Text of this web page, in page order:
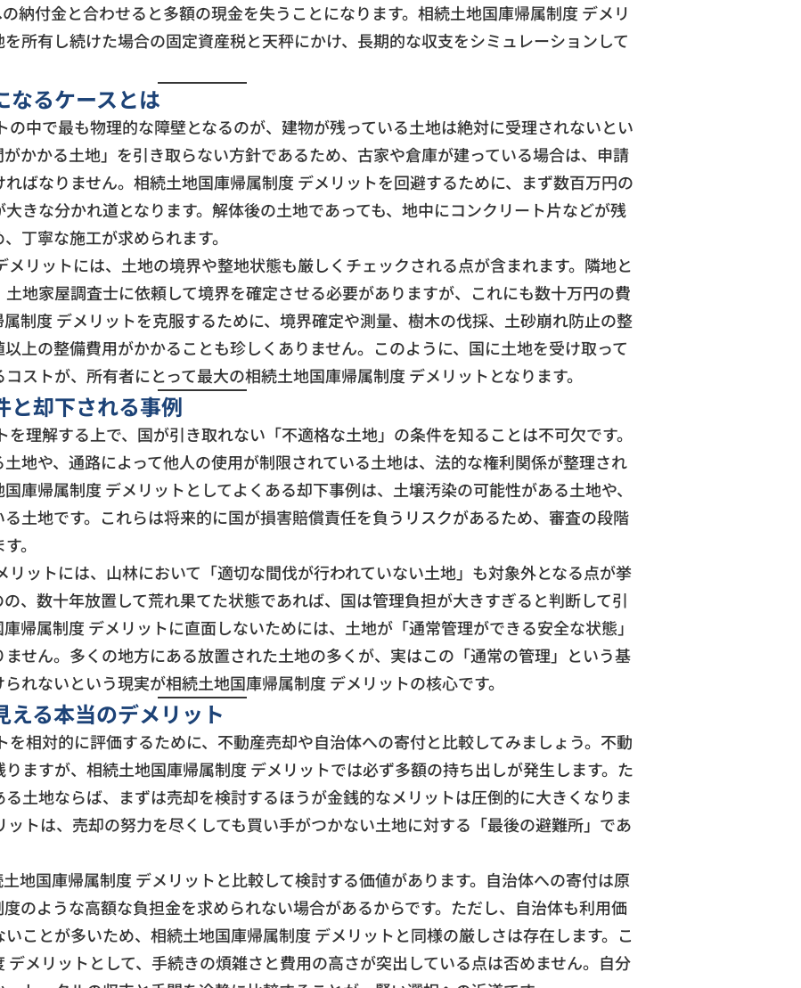
納付金と合わせると多額の現金を失うことになります。相続土地国庫帰属制度 デメリ
所有し続けた場合の固定資産税と天秤にかけ、長期的な収支をシミュレーションして
なるケースとは
中で最も物理的な障壁となるのが、建物が残っている土地は絶対に受理されないとい
かかる土地」を引き取らない方針であるため、古家や倉庫が建っている場合は、申請
ばなりません。相続土地国庫帰属制度 デメリットを回避するために、まず数百万円の
きな分かれ道となります。解体後の土地であっても、地中にコンクリート片などが残
丁寧な施工が求められます。
メリットには、土地の境界や整地状態も厳しくチェックされる点が含まれます。隣地と
地家屋調査士に依頼して境界を確定させる必要がありますが、これにも数十万円の費
制度 デメリットを克服するために、境界確定や測量、樹木の伐採、土砂崩れ防止の整
上の整備費用がかかることも珍しくありません。このように、国に土地を受け取って
ストが、所有者にとって最大の相続土地国庫帰属制度 デメリットとなります。
と却下される事例
理解する上で、国が引き取れない「不適格な土地」の条件を知ることは不可欠です。
地や、通路によって他人の使用が制限されている土地は、法的な権利関係が整理され
庫帰属制度 デメリットとしてよくある却下事例は、土壌汚染の可能性がある土地や、
土地です。これらは将来的に国が損害賠償責任を負うリスクがあるため、審査の段階
。
リットには、山林において「適切な間伐が行われていない土地」も対象外となる点が挙
、数十年放置して荒れ果てた状態であれば、国は管理負担が大きすぎると判断して引
帰属制度 デメリットに直面しないためには、土地が「通常管理ができる安全な状態」
せん。多くの地方にある放置された土地の多くが、実はこの「通常の管理」という基
れないという現実が相続土地国庫帰属制度 デメリットの核心です。
る本当のデメリット
相対的に評価するために、不動産売却や自治体への寄付と比較してみましょう。不動
ますが、相続土地国庫帰属制度 デメリットでは必ず多額の持ち出しが発生します。た
土地ならば、まずは売却を検討するほうが金銭的なメリットは圧倒的に大きくなりま
ットは、売却の努力を尽くしても買い手がつかない土地に対する「最後の避難所」であ
地国庫帰属制度 デメリットと比較して検討する価値があります。自治体への寄付は原
のような高額な負担金を求められない場合があるからです。ただし、自治体も利用価
ことが多いため、相続土地国庫帰属制度 デメリットと同様の厳しさは存在します。こ
デメリットとして、手続きの煩雑さと費用の高さが突出している点は否めません。自分